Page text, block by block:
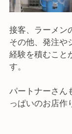
接客、ラーメン
その他、発注や
経験を積むこと
す。
パートナーさん
っぱいのお店作